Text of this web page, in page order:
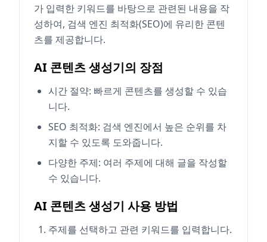
가 입력한 키워드를 바탕으로 관련된 내용을 작
성하여, 검색 엔진 최적화(SEO)에 유리한 콘텐
츠를 제공합니다.
AI 콘텐츠 생성기의 장점
시간 절약: 빠르게 콘텐츠를 생성할 수 있습
니다.
SEO 최적화: 검색 엔진에서 높은 순위를 차
지할 수 있도록 도와줍니다.
다양한 주제: 여러 주제에 대해 글을 작성할
수 있습니다.
AI 콘텐츠 생성기 사용 방법
주제를 선택하고 관련 키워드를 입력합니다.